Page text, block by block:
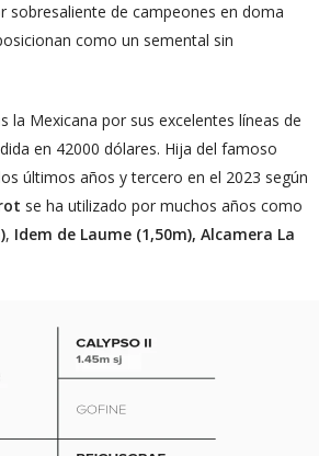
sobresaliente de campeones en doma
como un semental sin
la Mexicana por sus excelentes líneas de
en 42000 dólares. Hija del famoso
últimos años y tercero en el 2023 según
se ha utilizado por muchos años como
, Idem de Laume (1,50m), Alcamera La